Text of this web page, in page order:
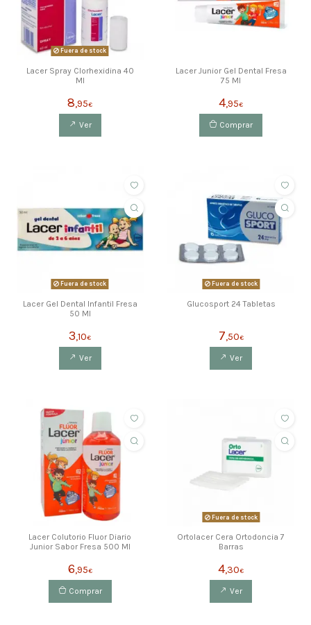
Fuera de stock
Lacer Spray Clorhexidina 40
Ml
8,95€
Ver
Lacer Junior Gel Dental Fresa
75 Ml
4,95€
Comprar
Fuera de stock
Lacer Gel Dental Infantil Fresa
50 Ml
3,10€
Ver
Fuera de stock
Glucosport 24 Tabletas
7,50€
Ver
Lacer Colutorio Fluor Diario
Junior Sabor Fresa 500 Ml
6,95€
Comprar
Fuera de stock
Ortolacer Cera Ortodoncia 7
Barras
4,30€
Ver